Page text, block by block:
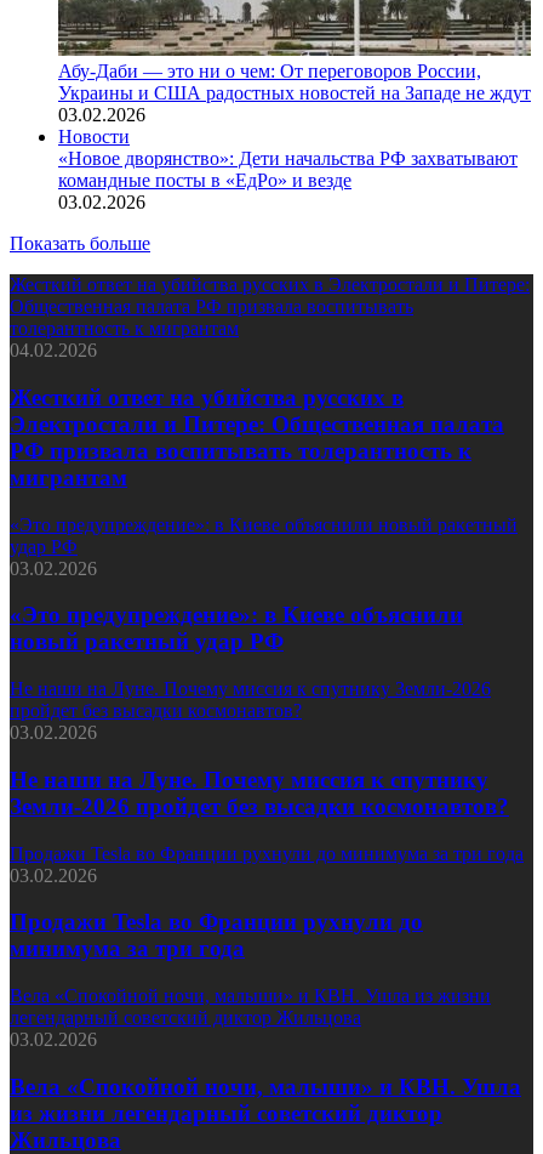
Абу-Даби — это ни о чем: От переговоров России,
Украины и США радостных новостей на Западе не ждут
03.02.2026
Новости
«Новое дворянство»: Дети начальства РФ захватывают
командные посты в «ЕдРо» и везде
03.02.2026
Показать больше
Жесткий ответ на убийства русских в Электростали и Питере:
Общественная палата РФ призвала воспитывать
толерантность к мигрантам
04.02.2026
Жесткий ответ на убийства русских в
Электростали и Питере: Общественная палата
РФ призвала воспитывать толерантность к
мигрантам
«Это предупреждение»: в Киеве объяснили новый ракетный
удар РФ
03.02.2026
«Это предупреждение»: в Киеве объяснили
новый ракетный удар РФ
Не наши на Луне. Почему миссия к спутнику Земли-2026
пройдет без высадки космонавтов?
03.02.2026
Не наши на Луне. Почему миссия к спутнику
Земли-2026 пройдет без высадки космонавтов?
Продажи Tesla во Франции рухнули до минимума за три года
03.02.2026
Продажи Tesla во Франции рухнули до
минимума за три года
Вела «Спокойной ночи, малыши» и КВН. Ушла из жизни
легендарный советский диктор Жильцова
03.02.2026
Вела «Спокойной ночи, малыши» и КВН. Ушла
из жизни легендарный советский диктор
Жильцова